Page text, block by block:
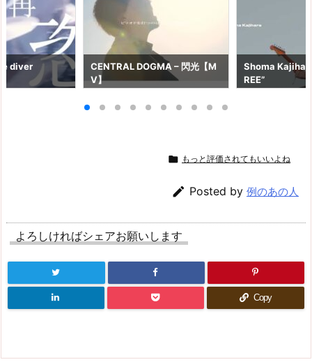
diver
CENTRAL DOGMA – 閃光【M
V】
Shoma
REE”
 もっと評価されてもいいよね
 Posted by 例のあの人
よろしければシェアお願いします
Copy